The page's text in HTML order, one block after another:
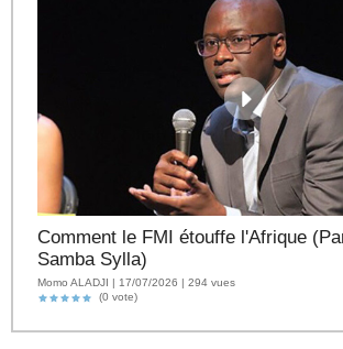
Comment le FMI étouffe l'Afrique
Samba Sylla)
Momo ALADJI | 17/07/2026 | 294 vues
(0 vote)